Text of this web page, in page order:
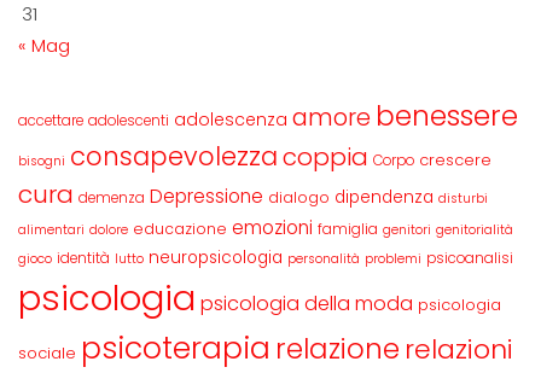
31
« Mag
accettare adolescenti adolescenza amore benessere
bisogni consapevolezzacoppia Corpo crescere
cura demenza Depressione dialogo dipendenza disturbi
alimentari dolore educazione emozioni famiglia genitori genitorialità
gioco identità lutto neuropsicologia personalità problemi psicoanalisi
psicologia psicologia della moda psicologia
sociale psicoterapia relazione relazioni